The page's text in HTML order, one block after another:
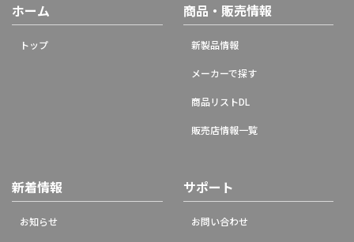
ホーム
トップ
商品・販売情報
新製品情報
メーカーで探す
商品リストDL
販売店情報一覧
新着情報
お知らせ
サポート
お問い合わせ